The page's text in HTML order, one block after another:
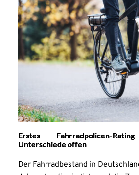
Erstes Fahrradpolicen-
Unterschiede offen
Der Fahrradbestand in